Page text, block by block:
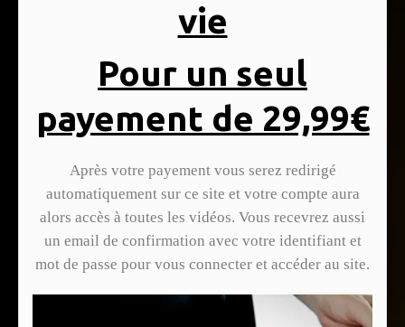
vie
Pour un seul
payement de 29,99€
Après votre payement vous serez redirigé
automatiquement sur ce site et votre compte aura
alors accès à toutes les vidéos. Vous recevrez aussi
un email de confirmation avec votre identifiant et
mot de passe pour vous connecter et accéder au site.